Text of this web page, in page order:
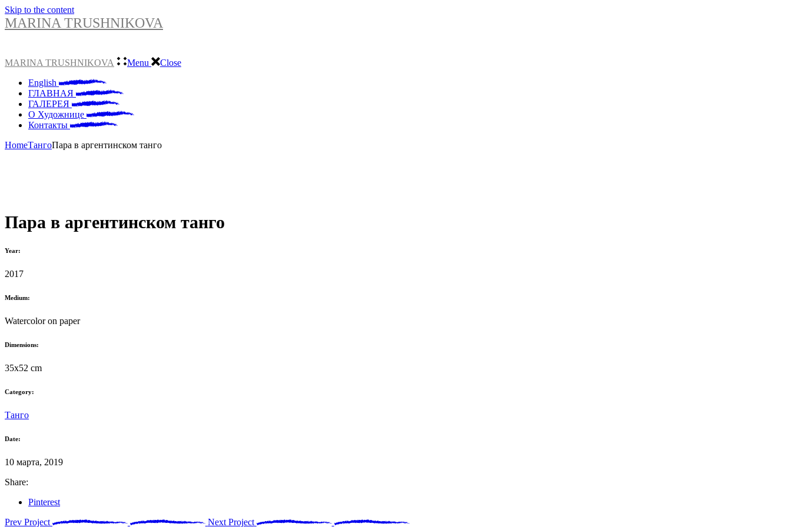
Skip to the content
MARINA TRUSHNIKOVA
MARINA TRUSHNIKOVA Menu
Close
English
ГЛАВНАЯ
ГАЛЕРЕЯ
О Художнице
Контакты
HomeТангоПара в аргентинском танго
Пара в аргентинском танго
Year:
2017
Medium:
Watercolor on paper
Dimensions:
35x52 cm
Category:
Танго
Date:
10 марта, 2019
Share:
Pinterest
Prev Project
Next Project